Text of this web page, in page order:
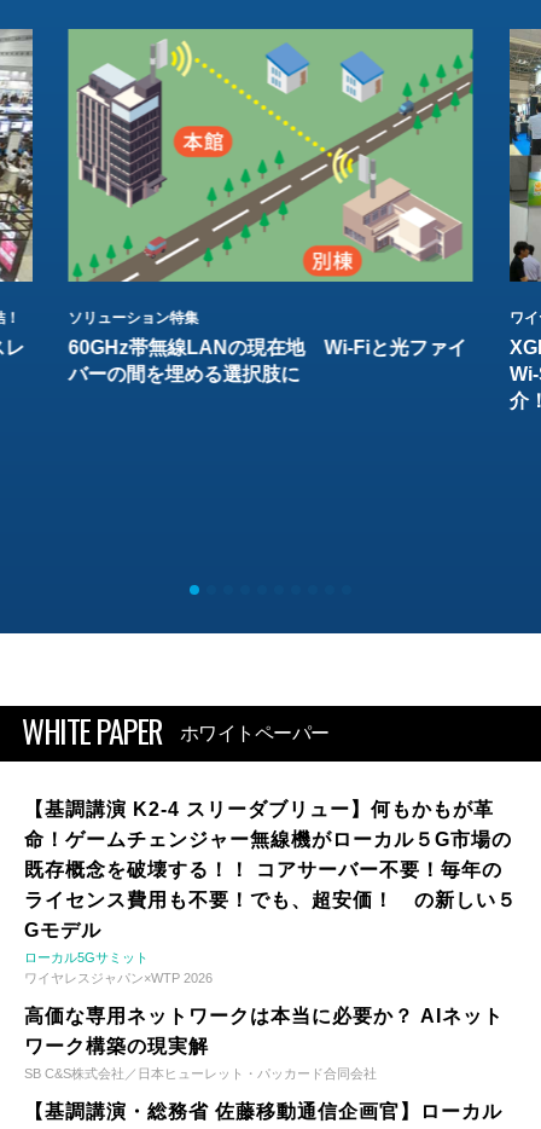
レ
ソリューション特集
60GHz帯無線LANの現在地 Wi-Fiと光ファイ
バーの間を埋める選択肢に
ワ
介
WHITE PAPER ホワイトペーパー
【基調講演 K2-4 スリーダブリュー】何もかもが革
命！ゲームチェンジャー無線機がローカル５G市場の
既存概念を破壊する！！ コアサーバー不要！毎年の
ライセンス費用も不要！でも、超安価！ の新しい５
Gモデル
ローカル5Gサミット
ワイヤレスジャパン×WTP 2026
高価な専用ネットワークは本当に必要か？ AIネット
ワーク構築の現実解
SB C&S株式会社／日本ヒューレット・パッカード合同会社
【基調講演・総務省 佐藤移動通信企画官】ローカル